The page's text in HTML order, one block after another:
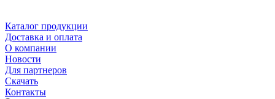
Каталог продукции
Доставка и оплата
О компании
Новости
Для партнеров
Скачать
Контакты